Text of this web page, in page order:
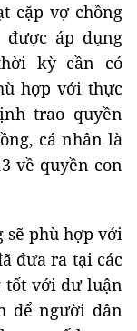
cặp vợ chồng
áp dụng
kỳ cần có
hợp với thực
trao quyền
cá nhân là
về quyền con
sẽ phù hợp với
đưa ra tại các
tốt với dư luận
để người dân